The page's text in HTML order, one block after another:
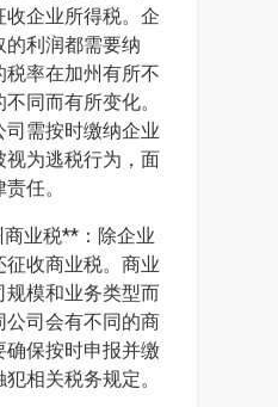
企业所得税。企
的利润都需要纳
率在加州有所不
同而有所变化。
需按时缴纳企业
视为逃税行为，面
任。
业税**：除企业
征收商业税。商业
规模和业务类型而
公司会有不同的商
确保按时申报并缴
相关税务规定。